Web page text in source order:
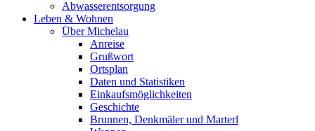
Abwasserentsorgung
Leben & Wohnen
Über Michelau
Anreise
Grußwort
Ortsplan
Daten und Statistiken
Einkaufsmöglichkeiten
Geschichte
Brunnen, Denkmäler und Marterl